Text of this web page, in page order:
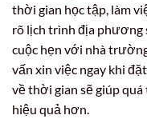
thời gian học tập, làm
rõ lịch trình địa phương
cuộc hẹn với nhà
vấn xin việc ngay khi
về thời gian sẽ giúp
hiệu quả hơn.